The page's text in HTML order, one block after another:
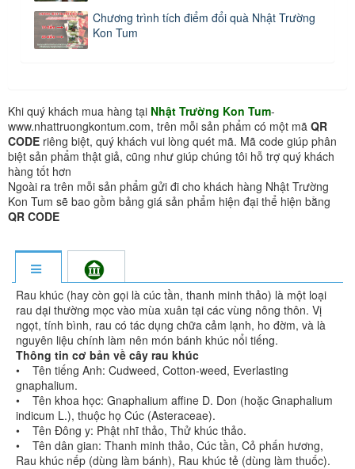
Chương trình tích điểm đổi quà Nhật Trường
Kon Tum
Khi quý khách mua hàng tại Nhật Trường Kon Tum-
www.nhattruongkontum.com, trên mỗi sản phẩm có một mã QR
CODE riêng biệt, quý khách vui lòng quét mã. Mã code giúp phân
biệt sản phẩm thật giả, cũng như giúp chúng tôi hỗ trợ quý khách
hàng tốt hơn
Ngoài ra trên mỗi sản phẩm gửi đi cho khách hàng Nhật Trường
Kon Tum sẽ bao gồm bảng giá sản phẩm hiện đại thể hiện bằng
QR CODE
Rau khúc (hay còn gọi là cúc tần, thanh minh thảo) là một loại
rau dại thường mọc vào mùa xuân tại các vùng nông thôn. Vị
ngọt, tính bình, rau có tác dụng chữa cảm lạnh, ho đờm, và là
nguyên liệu chính làm nên món bánh khúc nổi tiếng.
Thông tin cơ bản về cây rau khúc
• Tên tiếng Anh: Cudweed, Cotton-weed, Everlasting
gnaphalium.
• Tên khoa học: Gnaphalium affine D. Don (hoặc Gnaphalium
indicum L.), thuộc họ Cúc (Asteraceae).
• Tên Đông y: Phật nhĩ thảo, Thử khúc thảo.
• Tên dân gian: Thanh minh thảo, Cúc tần, Cỏ phấn hương,
Rau khúc nếp (dùng làm bánh), Rau khúc tẻ (dùng làm thuốc).